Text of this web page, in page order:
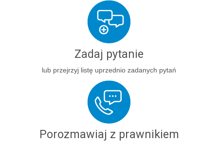
Zadaj pytanie
lub przejrzyj listę uprzednio zadanych pytań
Porozmawiaj z prawnikiem